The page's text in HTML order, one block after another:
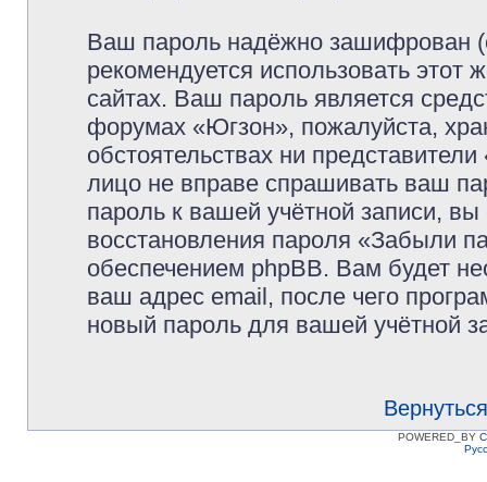
Ваш пароль надёжно зашифрован
рекомендуется использовать этот
сайтах. Ваш пароль является
форумах «Югзон», пожалуйста,
обстоятельствах ни
лицо не вправе спрашивать ваш
пароль к вашей учётной записи,
восстановления пароля «Забыли
обеспечением phpBB. Вам будет
ваш адрес email, после чего
новый пароль для вашей учётной
POWERED_BY